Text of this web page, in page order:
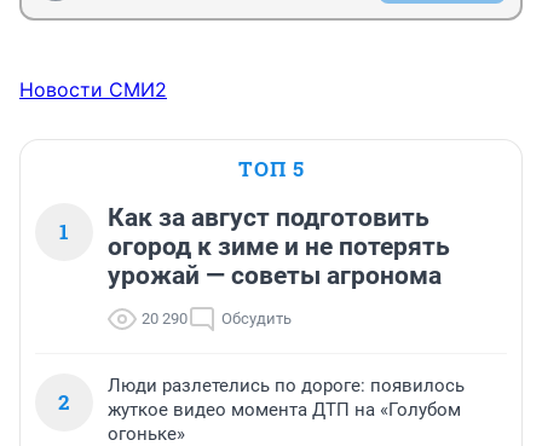
Новости СМИ2
ТОП 5
1
Как за август подготовить
огород к зиме и не потерять
урожай — советы агронома
20 290 Обсудить
2
Люди разлетелись по дороге: появилось
жуткое видео момента ДТП на «Голубом
огоньке»